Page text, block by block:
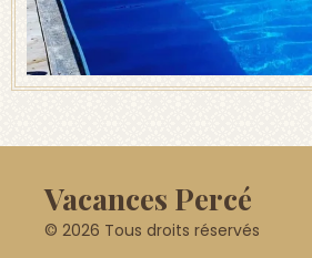
Vacances Percé
© 2026 Tous droits réservés